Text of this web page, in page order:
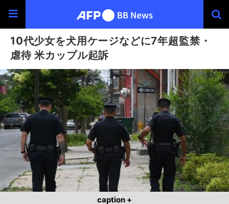
10代少女を犬用ケージなどに7年超監禁・
虐待 米カップル起訴
caption +